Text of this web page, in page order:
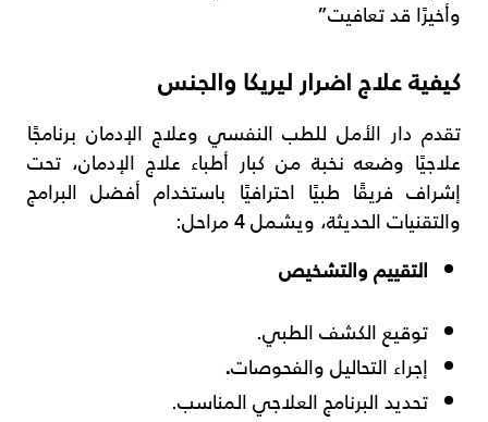
وأخيرًا قد تعافيت”
كيفية علاج اضرار ليريكا والجنس
تقدم دار الأمل للطب النفسي وعلاج الإدمان برنامجًا
علاجيًا وضعه نخبة من كبار أطباء علاج الإدمان، تحت
إشراف فريقًا طبيًا احترافيًا باستخدام أفضل البرامج
والتقنيات الحديثة، ويشمل 4 مراحل:
التقييم والتشخيص
توقيع الكشف الطبي.
إجراء التحاليل والفحوصات.
تحديد البرنامج العلاجي المناسب.